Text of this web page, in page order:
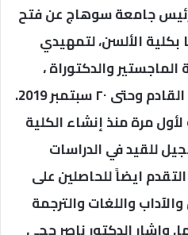
رئيس جامعة سوهاج عن فتح
بكلية الألسن، لتمهيدي
والدكتوراة ،
وذلك بدءاً من ٢٠ اغسطس القادم وحتى ٢٠ سبتمبر 2019.
مرة منذ إنشاء الكلية
للقيد في الدراسات
ايضاً للحاصلين على
واللغات والترجمة